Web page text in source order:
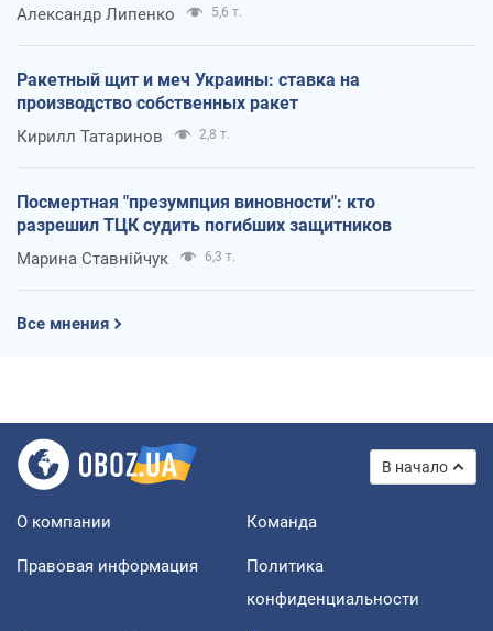
Александр Липенко 5,6 т.
Ракетный щит и меч Украины: ставка на
производство собственных ракет
Кирилл Татаринов 2,8 т.
Посмертная "презумпция виновности": кто
разрешил ТЦК судить погибших защитников
Марина Ставнійчук 6,3 т.
Все мнения
В начало
О компании Команда
Правовая информация
Политика
конфиденциальности